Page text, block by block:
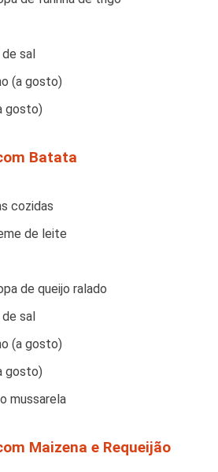
sal
(a gosto)
gosto)
Batata
cozidas
de leite
de queijo ralado
sal
(a gosto)
gosto)
mussarela
Maizena e Requeijão